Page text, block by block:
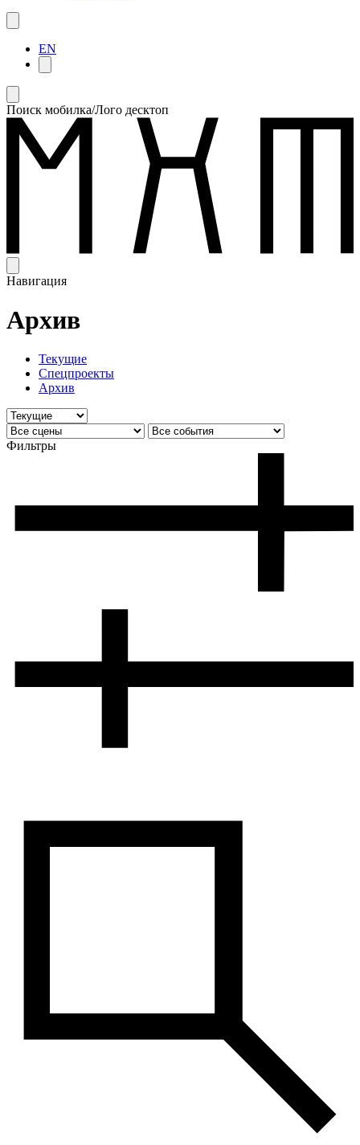
EN
Поиск мобилка/Лого десктоп
Навигация
Архив
Текущие
Спецпроекты
Архив
Фильтры